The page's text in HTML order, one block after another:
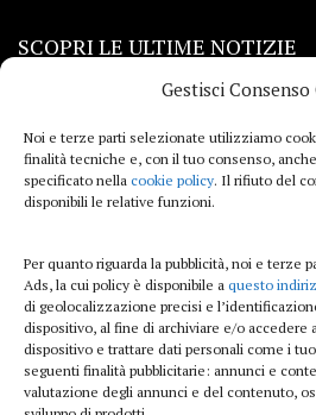
Gestisci Consenso
Noi e terze parti selezionate utilizziamo
finalità tecniche e, con il tuo consenso,
specificato nella cookie policy. Il rifiuto del
disponibili le relative funzioni.
Per quanto riguarda la pubblicità, noi e terze
Ads, la cui policy è disponibile a questo
di geolocalizzazione precisi e
dispositivo, al fine di archiviare e/o accedere
dispositivo e trattare dati personali come i
seguenti finalità pubblicitarie: annunci e
valutazione degli annunci e del contenuto,
SCOPRI LE ULTIME NOTIZIE
Viaggi
Beauty e benessere
Curiosità
Lifestyle
Sport